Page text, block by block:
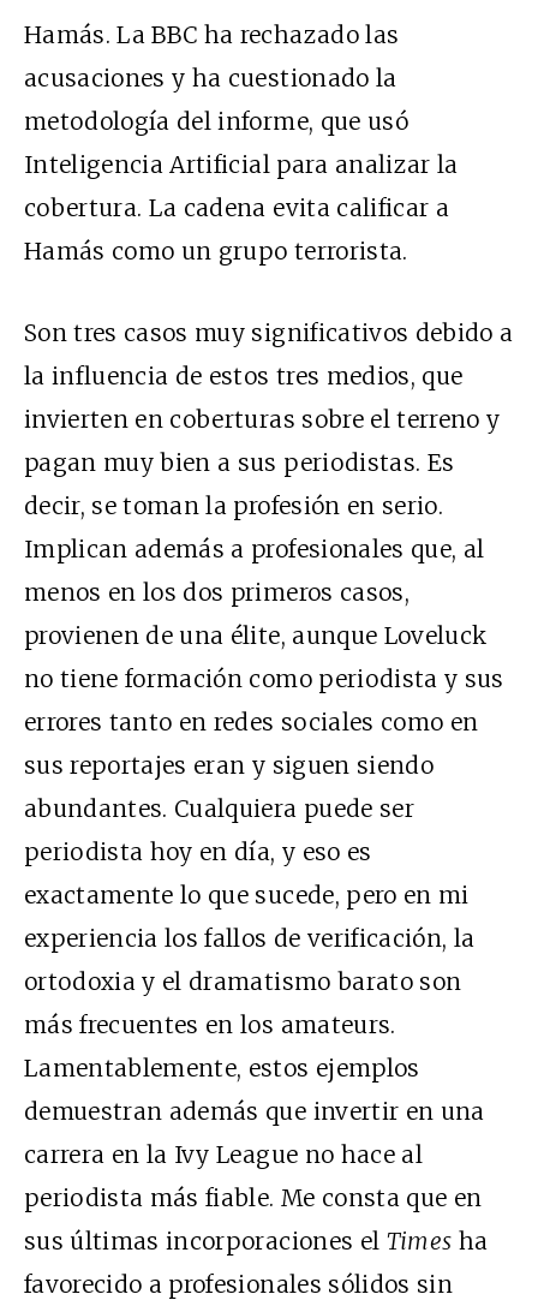
Hamás. La BBC ha rechazado las
acusaciones y ha cuestionado la
metodología del informe, que usó
Inteligencia Artificial para analizar la
cobertura. La cadena evita calificar a
Hamás como un grupo terrorista.
Son tres casos muy significativos debido a
la influencia de estos tres medios, que
invierten en coberturas sobre el terreno y
pagan muy bien a sus periodistas. Es
decir, se toman la profesión en serio.
Implican además a profesionales que, al
menos en los dos primeros casos,
provienen de una élite, aunque Loveluck
no tiene formación como periodista y sus
errores tanto en redes sociales como en
sus reportajes eran y siguen siendo
abundantes. Cualquiera puede ser
periodista hoy en día, y eso es
exactamente lo que sucede, pero en mi
experiencia los fallos de verificación, la
ortodoxia y el dramatismo barato son
más frecuentes en los amateurs.
Lamentablemente, estos ejemplos
demuestran además que invertir en una
carrera en la Ivy League no hace al
periodista más fiable. Me consta que en
sus últimas incorporaciones el Times ha
favorecido a profesionales sólidos sin